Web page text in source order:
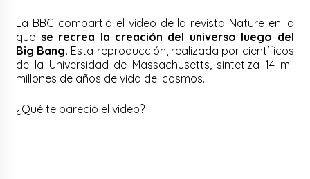
La BBC compartió el video de la revista Nature en la
que se recrea la creación del universo luego del
Big Bang. Esta reproducción, realizada por científicos
de la Universidad de Massachusetts, sintetiza 14 mil
millones de años de vida del cosmos.
¿Qué te pareció el video?